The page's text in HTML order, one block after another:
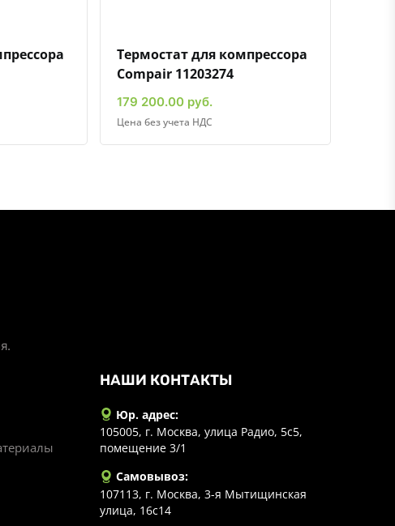
Термостат для компрессора
Compair 11203274
179 200.00 руб.
Цена без учета НДС
НАШИ КОНТАКТЫ
Юр. адрес:
105005, г. Москва, улица Радио, 5с5,
помещение 3/1
Самовывоз:
107113, г. Москва, 3-я Мытищинская
улица, 16с14